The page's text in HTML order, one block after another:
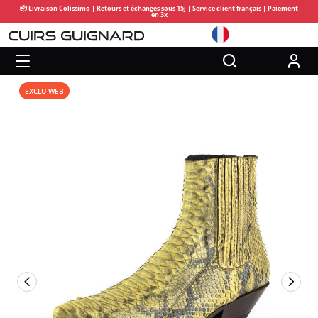
📦 Livraison Colissimo | Retours et échanges sous 15j | Service client français | Paiement
en 3x
EXCLU WEB